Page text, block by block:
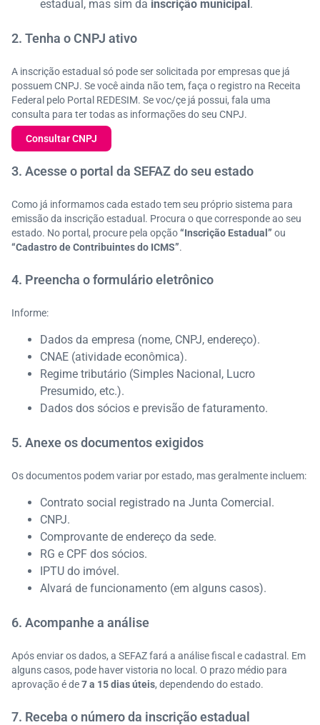
estadual, mas sim da inscrição municipal .
2. Tenha o CNPJ ativo
A inscrição estadual só pode ser solicitada por empresas que já
possuem CNPJ. Se você ainda não tem, faça o registro na Receita
Federal pelo Portal REDESIM. Se voc/çe já possui, fala uma
consulta para ter todas as informações do seu CNPJ.
Consultar CNPJ
3. Acesse o portal da SEFAZ do seu estado
Como já informamos cada estado tem seu próprio sistema para
emissão da inscrição estadual. Procura o que corresponde ao seu
estado. No portal, procure pela opção“Inscrição Estadual” ou
“Cadastro de Contribuintes do ICMS”.
4. Preencha o formulário eletrônico
Informe:
Dados da empresa (nome, CNPJ, endereço).
CNAE (atividade econômica).
Regime tributário (Simples Nacional, Lucro
Presumido, etc.).
Dados dos sócios e previsão de faturamento.
5. Anexe os documentos exigidos
Os documentos podem variar por estado, mas geralmente incluem:
Contrato social registrado na Junta Comercial.
CNPJ.
Comprovante de endereço da sede.
RG e CPF dos sócios.
IPTU do imóvel.
Alvará de funcionamento (em alguns casos).
6. Acompanhe a análise
Após enviar os dados, a SEFAZ fará a análise fiscal e cadastral. Em
alguns casos, pode haver vistoria no local. O prazo médio para
aprovação é de7 a 15 dias úteis, dependendo do estado.
7. Receba o número da inscrição estadual